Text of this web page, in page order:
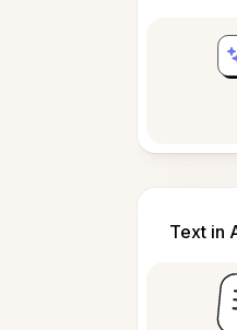
Text in